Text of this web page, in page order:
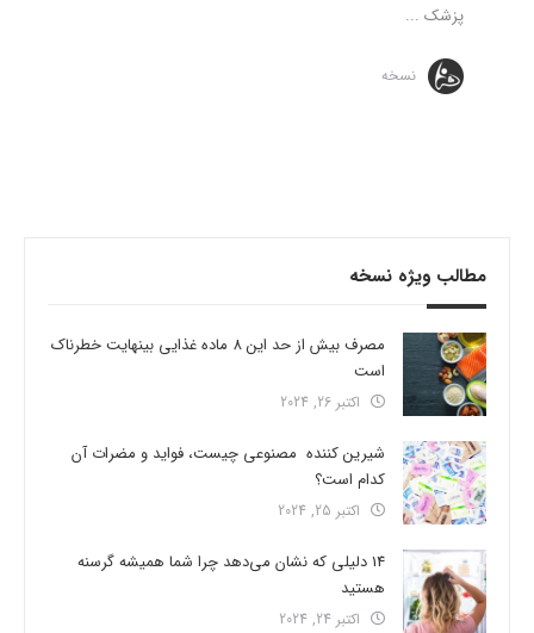
پزشک ...
نسخه
مطالب ویژه نسخه
مصرف بیش از حد این 8 ماده غذایی بینهایت خطرناک
است
اکتبر 26, 2024
شیرین کننده مصنوعی چیست، فواید و مضرات آن
کدام است؟
اکتبر 25, 2024
14 دلیلی که نشان می‌دهد چرا شما همیشه گرسنه
هستید
اکتبر 24, 2024